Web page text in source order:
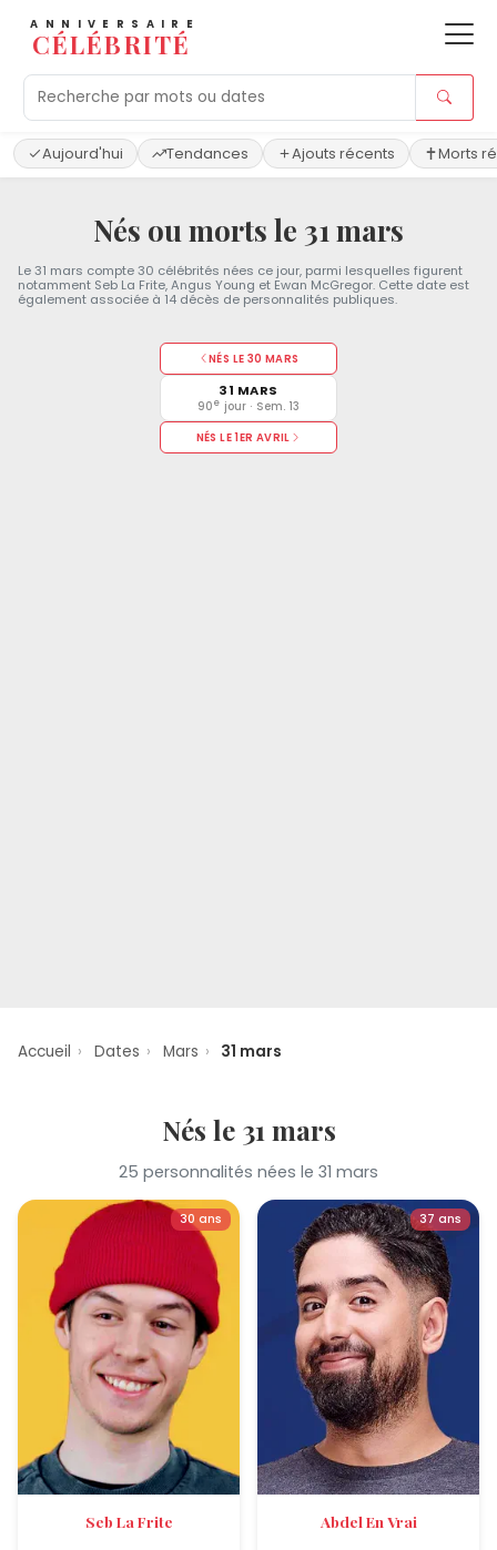
ANNIVERSAIRE
CÉLÉBRITÉ
Aujourd'hui Tendances Ajouts récents Morts
Nés ou morts le 31 mars
Le 31 mars compte 30 célébrités nées ce jour, parmi lesquelles figurent
notamment Seb La Frite, Angus Young et Ewan McGregor. Cette date est
également associée à 14 décès de personnalités publiques.
NÉS LE 30 MARS
31 MARS
90e jour · Sem. 13
NÉS LE 1ER AVRIL
Accueil › Dates › Mars › 31 mars
Nés le 31 mars
25 personnalités nées le 31 mars
30 ans
Seb La Frite
37 ans
Abdel En Vrai